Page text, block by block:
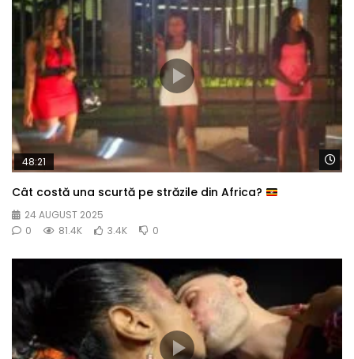
48:21
Cât costă una scurtă pe străzile din Africa?
24 AUGUST 2025
0
81.4K 3.4K 0